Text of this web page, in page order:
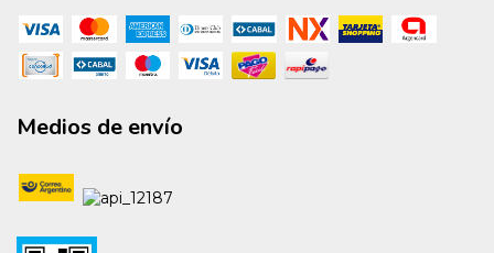
Medios de envío